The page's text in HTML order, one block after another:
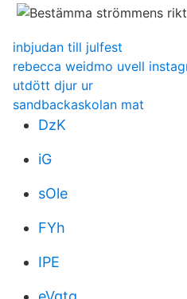
inbjudan till julfest
rebecca weidmo uvell
utdött djur ur
sandbackaskolan mat
DzK
iG
sOle
FYh
IPE